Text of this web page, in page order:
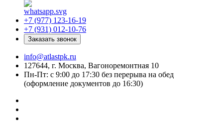
+7 (977) 123-16-19
+7 (931) 012-10-76
Заказать звонок
info@atlastpk.ru
127644, г. Москва, Вагоноремонтная 10
Пн-Пт: с 9:00 до 17:30 без перерыва на обед
(оформление документов до 16:30)